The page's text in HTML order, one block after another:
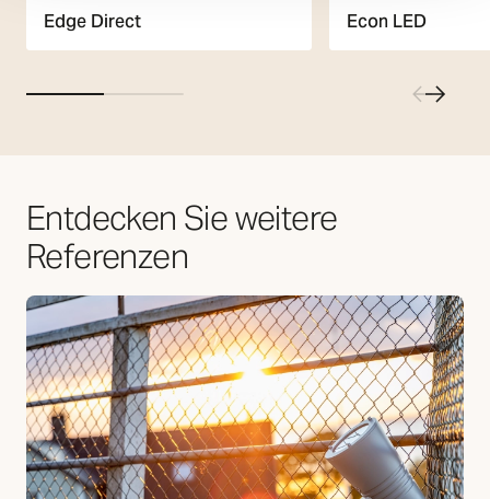
Edge Direct Econ LED
Entdecken Sie weitere
Referenzen